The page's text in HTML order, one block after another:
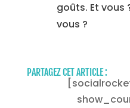
goûts. Et vous
vous ?
PARTAGEZ CET ARTICLE :